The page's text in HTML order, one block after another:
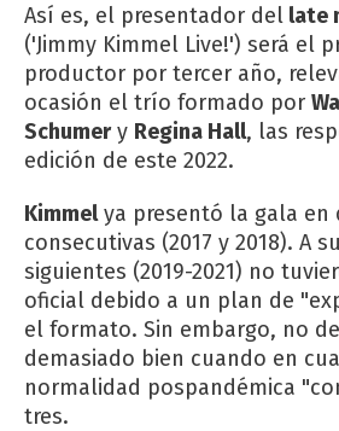
Así es, el presentador del late
('Jimmy Kimmel Live!') será el
productor por tercer año,
ocasión el trío formado por
Schumery Regina Hall, las
edición de este 2022.
Kimmelya presentó la gala en
consecutivas (2017 y 2018). A
siguientes (2019-2021) no
oficial debido a un plan de
el formato. Sin embargo, no
demasiado bien cuando en
normalidad pospandémica
tres.